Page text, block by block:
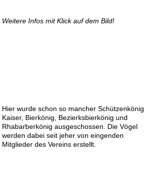
Weitere Infos mit Klick auf dem Bild!
Hier wurde schon so mancher Schützenkönig,
Kaiser, Bierkönig, Bezierksbierkönig und
Rhabarberkönig ausgeschossen. Die Vögel
werden dabei seit jeher von eingenden
Mitglieder des Vereins erstellt.